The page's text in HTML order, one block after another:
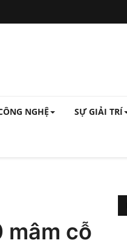
NGHỆ SỰ GIẢI TRÍ
mâm cỗ